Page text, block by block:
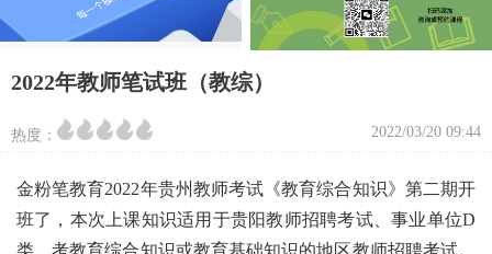
2022年教师笔试班（教综）
热度： 2022/03/20 09:44
金粉笔教育2022年贵州教师考试《教育综合知识》第二期开
班了，本次上课知识适用于贵阳教师招聘考试、事业单位D